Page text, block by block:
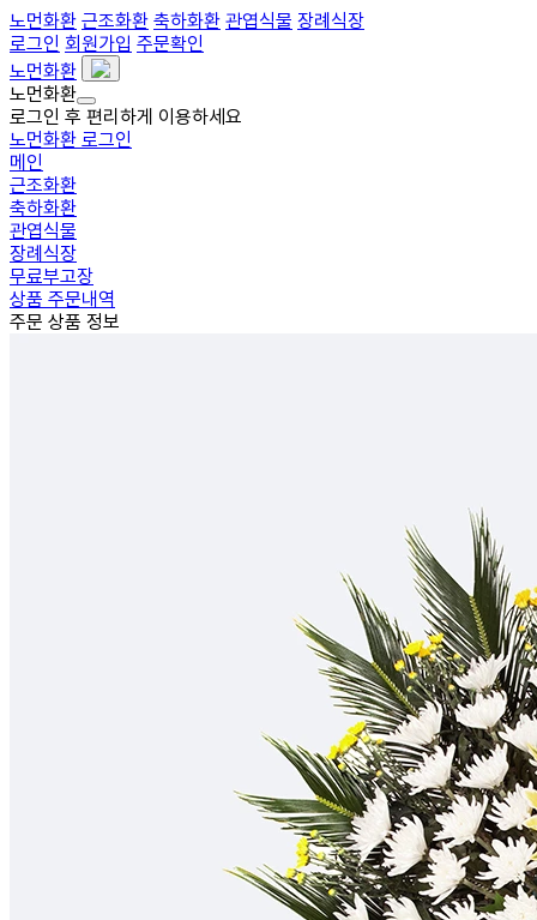
노먼화환 근조화환 축하화환 관엽식물 장례식장
로그인 회원가입 주문확인
노먼화환
노먼화환
로그인 후 편리하게 이용하세요
노먼화환 로그인
메인
근조화환
축하화환
관엽식물
장례식장
무료부고장
상품 주문내역
주문 상품 정보